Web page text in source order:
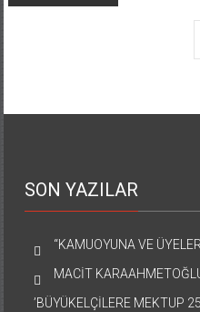
SON YAZILAR
“KAMUOYUNA VE
MACİT
’BÜYÜKELÇİLERE MEKTUP